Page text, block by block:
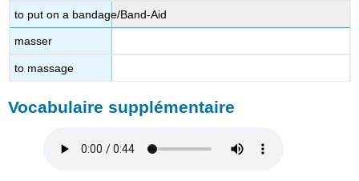
to put on a bandage/Band-Aid
masser
to massage
Vocabulaire supplémentaire